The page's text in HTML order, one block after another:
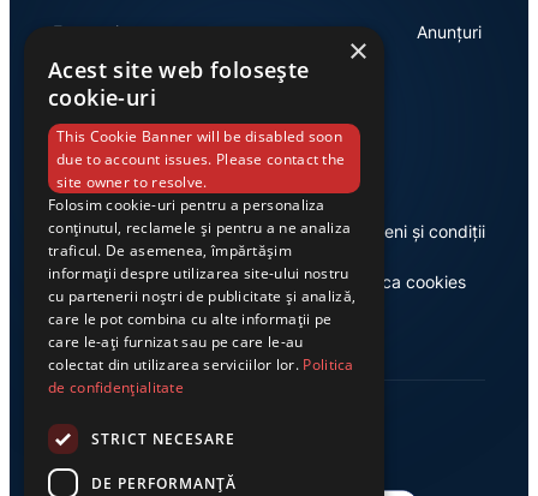
Economie Anunțuri
Link-uri utile
Despre noi
Casa de editură Exclusiv
Termeni și condiții
Politica cookies
×
Acest site web folosește
cookie-uri
This Cookie Banner will be disabled soon
due to account issues. Please contact the
site owner to resolve.
Folosim cookie-uri pentru a personaliza
conținutul, reclamele și pentru a ne analiza
traficul. De asemenea, împărtășim
informații despre utilizarea site-ului nostru
cu partenerii noștri de publicitate și analiză,
care le pot combina cu alte informații pe
care le-ați furnizat sau pe care le-au
colectat din utilizarea serviciilor lor. Politica
de confidențialitate
STRICT NECESARE
DE PERFORMANȚĂ